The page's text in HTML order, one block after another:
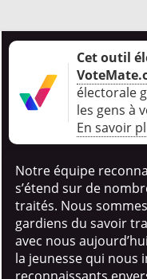
Cet outil
électorale
les gens à
En savoir
Notre équipe
s’étend sur de
traités. Nous
gardiens du savoir
avec nous
la jeunesse qui nous